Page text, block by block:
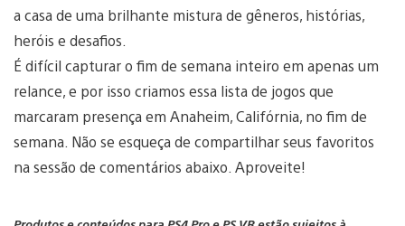
a casa de uma brilhante mistura de gêneros, histórias,
heróis e desafios.
É difícil capturar o fim de semana inteiro em apenas um
relance, e por isso criamos essa lista de jogos que
marcaram presença em Anaheim, Califórnia, no fim de
semana. Não se esqueça de compartilhar seus favoritos
na sessão de comentários abaixo. Aproveite!